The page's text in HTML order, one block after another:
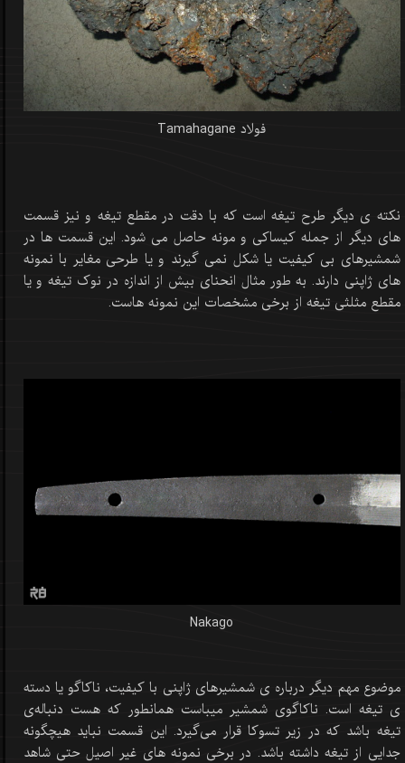
فولاد Tamahagane
نکته ی دیگر طرح تیغه است که با دقت در مقطع تیغه و نیز قسمت
های دیگر از جمله کیساکی و مونه حاصل می شود. این قسمت ها در
شمشیرهای بی کیفیت یا شکل نمی گیرند و یا طرحی مغایر با نمونه
های ژاپنی دارند. به طور مثال انحنای بیش از اندازه در نوک تیغه و یا
مقطع مثلثی تیغه از برخی مشخصات این نمونه هاست.
Nakago
موضوع مهم دیگر درباره ی شمشیرهای ژاپنی با کیفیت، ناکاگو یا دسته
ی تیغه است. ناکاگوی شمشیر میباست همانطور که هست دنباله‌ی
تیغه باشد که در زیر تسوکا قرار می‌گیرد. این قسمت نباید هیچگونه
جدایی از تیغه داشته باشد. در برخی نمونه های غیر اصیل حتی شاهد